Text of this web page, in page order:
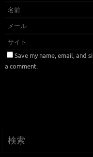
Save my name, email, and
a comment.